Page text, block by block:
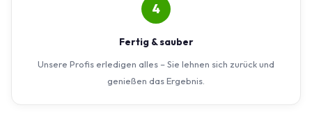
4
Fertig & sauber
Unsere Profis erledigen alles – Sie lehnen sich zurück und
genießen das Ergebnis.